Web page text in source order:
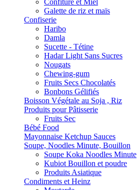
Confiture et Miel
Galette de riz et maïs
Confiserie
Haribo
Damla
Sucette - Tétine
Hadar Light Sans Sucres
Nougats
Chewing-gum
Fruits Secs Chocolatés
Bonbons Gélifiés
Boisson Végétale au Soja , Riz
Produits pour Pâtisserie
Fruits Sec
Bébé Food
Mayonnaise Ketchup Sauces
Soupe, Noodles Minute, Bouillon
Soupe Koka Noodles Minute
Kubiot Bouillon et poudre
Produits Asiatique
Condiments et Heinz